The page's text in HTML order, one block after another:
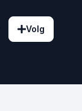
Volg